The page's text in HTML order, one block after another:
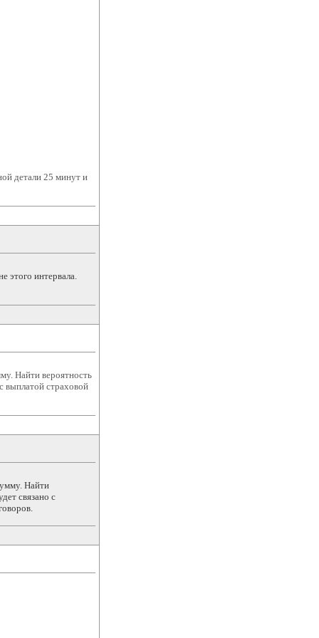
детали 25 минут и
этого интервала.
Найти вероятность
выплатой страховой
Найти
связано с